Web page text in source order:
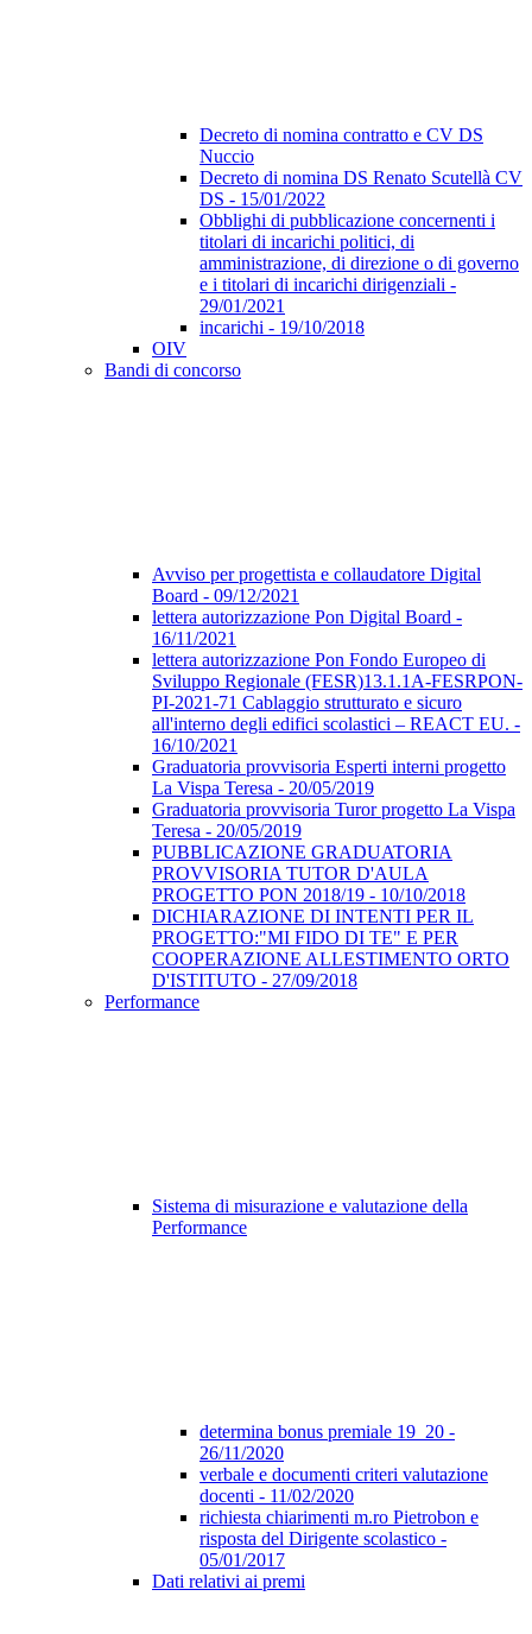
Decreto di nomina contratto e CV DS
Nuccio
Decreto di nomina DS Renato Scutellà CV
DS - 15/01/2022
Obblighi di pubblicazione concernenti i
titolari di incarichi politici, di
amministrazione, di direzione o di governo
e i titolari di incarichi dirigenziali -
29/01/2021
incarichi - 19/10/2018
OIV
Bandi di concorso
Avviso per progettista e collaudatore Digital
Board - 09/12/2021
lettera autorizzazione Pon Digital Board -
16/11/2021
lettera autorizzazione Pon Fondo Europeo di
Sviluppo Regionale (FESR)13.1.1A-FESRPON-
PI-2021-71 Cablaggio strutturato e sicuro
all'interno degli edifici scolastici – REACT EU. -
16/10/2021
Graduatoria provvisoria Esperti interni progetto
La Vispa Teresa - 20/05/2019
Graduatoria provvisoria Turor progetto La Vispa
Teresa - 20/05/2019
PUBBLICAZIONE GRADUATORIA
PROVVISORIA TUTOR D'AULA
PROGETTO PON 2018/19 - 10/10/2018
DICHIARAZIONE DI INTENTI PER IL
PROGETTO:"MI FIDO DI TE" E PER
COOPERAZIONE ALLESTIMENTO ORTO
D'ISTITUTO - 27/09/2018
Performance
Sistema di misurazione e valutazione della
Performance
determina bonus premiale 19_20 -
26/11/2020
verbale e documenti criteri valutazione
docenti - 11/02/2020
richiesta chiarimenti m.ro Pietrobon e
risposta del Dirigente scolastico -
05/01/2017
Dati relativi ai premi